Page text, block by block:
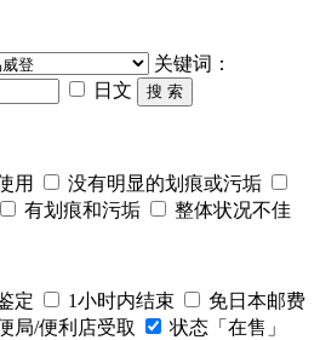
关键词：
日文
搜 索
用
没有明显的划痕或污垢
有划痕和污垢 整体状况不佳
定 1小时内结束
免日本邮费
局/便利店受取
状态「在售」